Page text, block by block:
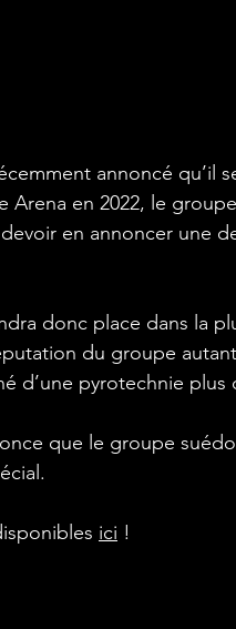
annoncé qu’il
Arena en 2022, le
en annoncer une
donc place dans la
du groupe
d’une pyrotechnie plus
que le groupe
ici !